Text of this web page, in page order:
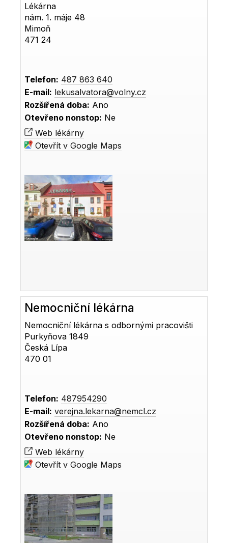
Lékárna
nám. 1. máje 48
Mimoň
471 24
Telefon: 487 863 640
E-mail: lekusalvatora@volny.cz
Rozšířená doba: Ano
Otevřeno nonstop: Ne
Web lékárny
Otevřít v Google Maps
Nemocniční lékárna
Nemocniční lékárna s odbornými pracovišti
Purkyňova 1849
Česká Lípa
470 01
Telefon: 487954290
E-mail: verejna.lekarna@nemcl.cz
Rozšířená doba: Ano
Otevřeno nonstop: Ne
Web lékárny
Otevřít v Google Maps